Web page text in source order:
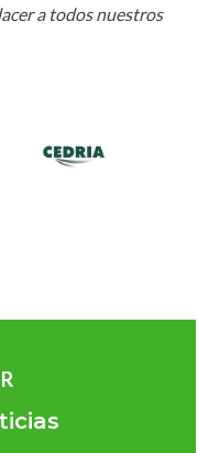
a todos nuestros